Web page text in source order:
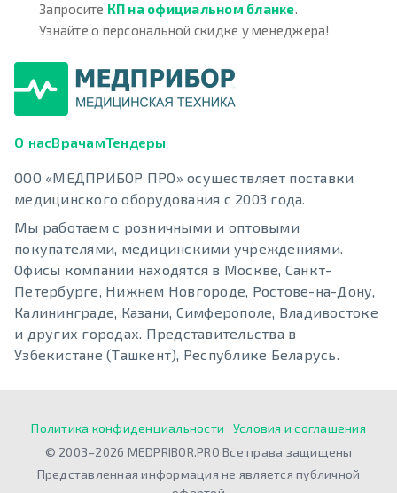
Запросите КП на официальном бланке.
Узнайте о персональной скидке у менеджера!
О насВрачамТендеры
ООО «МЕДПРИБОР ПРО» осуществляет поставки
медицинского оборудования с 2003 года.
Мы работаем с розничными и оптовыми
покупателями, медицинскими учреждениями.
Офисы компании находятся в Москве, Санкт-
Петербурге, Нижнем Новгороде, Ростове-на-Дону,
Калининграде, Казани, Симферополе, Владивостоке
и других городах. Представительства в
Узбекистане (Ташкент), Республике Беларусь.
Политика конфиденциальности
Условия и соглашения
© 2003–2026 MEDPRIBOR.PRO Все права защищены
Представленная информация не является публичной